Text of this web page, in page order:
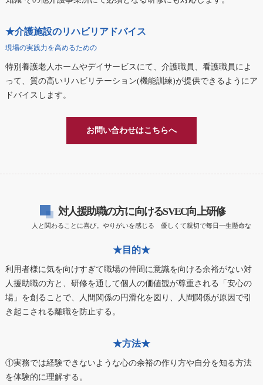
★介護施設のリハビリアドバイス
現場の実践力を高めるための
特別養護老人ホームやデイサービスにて、介護職員、看護職員によ
って、質の高いリハビリテーション(機能訓練)が提供できるようにア
ドバイスします。
お問い合わせはこちらへ
対人援助職の方に向けるSVEC向上研修
人と関わることに喜び。やりがいを感じる 優しくて親切で毎日一生懸命な
★目的★
利用者様に気を向けすぎて職場の仲間に意識を向ける余裕がない対
人援助職の方と、研修を通して個人の価値観が尊重される「安心の
場」を創ることで、人間関係の円滑化を図り、人間関係が原因で引
き起こされる離職を防止する。
★方法★
①実務では経験できないような心の余裕の作り方や自分を知る方法
を体験的に理解する。